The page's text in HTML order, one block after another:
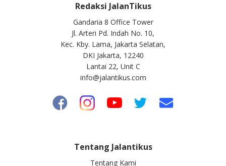
Redaksi JalanTikus
Gandaria 8 Office Tower
Jl. Arteri Pd. Indah No. 10,
Kec. Kby. Lama, Jakarta Selatan,
DKI Jakarta, 12240
Lantai 22, Unit C
info@jalantikus.com
Tentang Jalantikus
Tentang Kami